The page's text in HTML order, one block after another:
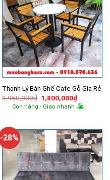
Thanh Lý Bàn Ghế Cafe Gỗ Gía Rẻ
1,950,000₫ Giá
gốc
là:
1,800,000₫Giá
hiện
tại
Còn hàng - Giao nhanh
-28%